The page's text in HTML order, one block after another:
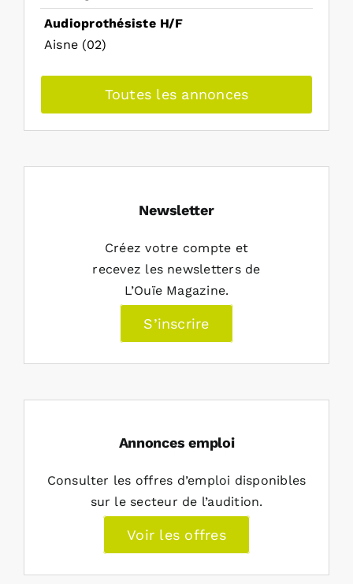
Audioprothésiste H/F
Aisne (02)
Toutes les annonces
Newsletter
Créez votre compte et
recevez les newsletters de
L’Ouïe Magazine.
S’inscrire
Annonces emploi
Consulter les offres d’emploi disponibles
sur le secteur de l’audition.
Voir les offres